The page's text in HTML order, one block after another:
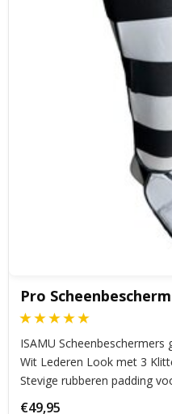
Pro
ISAMU
Wit Lederen Look met 3
Stevige rubberen padding
Voorgevormde
€49,95